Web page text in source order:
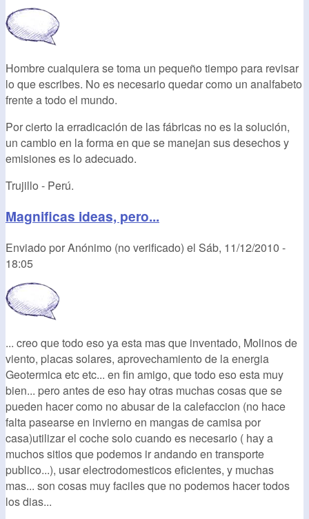
Hombre cualquiera se toma un pequeño tiempo para revisar
lo que escribes. No es necesario quedar como un analfabeto
frente a todo el mundo.
Por cierto la erradicación de las fábricas no es la solución,
un cambio en la forma en que se manejan sus desechos y
emisiones es lo adecuado.
Trujillo - Perú.
Magnificas ideas, pero...
Enviado porAnónimo (no verificado) el Sáb, 11/12/2010 -
18:05
... creo que todo eso ya esta mas que inventado, Molinos de
viento, placas solares, aprovechamiento de la energia
Geotermica etc etc... en fin amigo, que todo eso esta muy
bien... pero antes de eso hay otras muchas cosas que se
pueden hacer como no abusar de la calefaccion (no hace
falta pasearse en invierno en mangas de camisa por
casa)utilizar el coche solo cuando es necesario ( hay a
muchos sitios que podemos ir andando en transporte
publico...), usar electrodomesticos eficientes, y muchas
mas... son cosas muy faciles que no podemos hacer todos
los dias...